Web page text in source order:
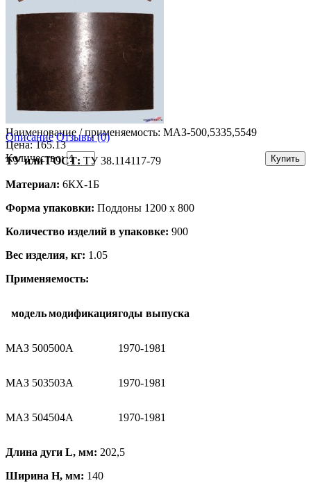
Наименование / применяемость: МАЗ-500,5335,5549
Цена: 165.13
Количество:
Описание Отзывы (0)
ТУ или ГОСТ: ТУ 38.114117-79
Материал: 6КХ-1Б
Форма упаковки: Поддоны 1200 х 800
Количество изделий в упаковке: 900
Вес изделия, кг: 1.05
Применяемость:
модельмодификациягоды выпуска
МАЗ 500500А 1970-1981
МАЗ 503503А 1970-1981
МАЗ 504504А 1970-1981
Длина дуги L, мм: 202,5
Ширина H, мм: 140